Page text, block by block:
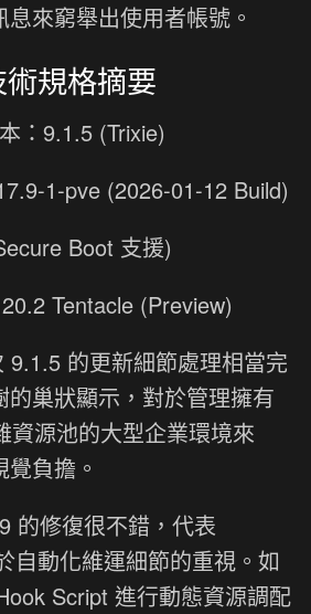
來窮舉出使用者帳號。
規格摘要
：9.1.5 (Trixie)
1-pve (2026-01-12 Build)
Boot 支援)
Tentacle (Preview)
9.1.5 的更新細節處理相當完
的巢狀顯示，對於管理擁有
資源池的大型企業環境來
負擔。
的修復很不錯，代表
自動化維運細節的重視。如
Script 進行動態資源調配